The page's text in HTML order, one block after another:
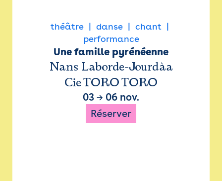
théâtre danse
chant
performance
Une famille pyrénéenne
Nans Laborde-Jourdàa
Cie TORO TORO
03 → 06 nov.
Réserver